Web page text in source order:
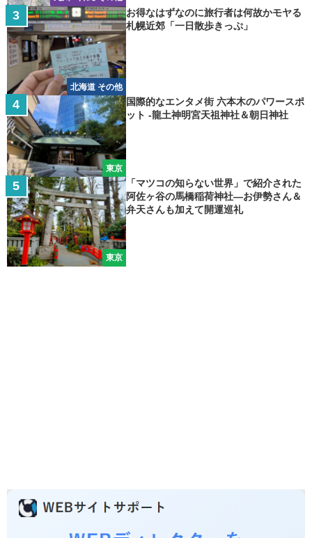
北海道 その他
お得なはずなのに旅行者は何故かモヤる
札幌近郊「一日散歩きっぷ」
東京
国際的なエンタメ街 六本木のパワースポ
ット -龍土神明宮天祖神社＆朝日神社
東京
「マツコの知らない世界」で紹介された
阿佐ヶ谷の馬橋稲荷神社―お伊勢さん＆
弁天さんも加えて開運巡礼